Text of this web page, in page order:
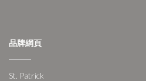
品牌網頁
St. Patrick